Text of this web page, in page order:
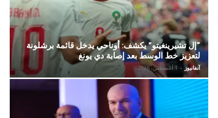
“إل تشيرينغيتو” يكشف: أوناحي يدخل قائمة برشلونة
لتعزيز خط الوسط بعد إصابة دي يونغ
آنفانيوز - 1 أغسطس، 2026